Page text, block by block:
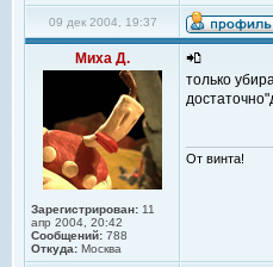
09 дек 2004, 19:37
Миха Д.
Зарегистрирован: 11
апр 2004, 20:42
Сообщений: 788
Откуда: Москва
только
От винта!